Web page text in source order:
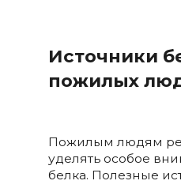
Источники
пожилых
Пожилым людям
уделять особое
белка. Полезные